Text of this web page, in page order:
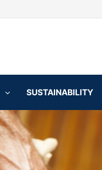
SUSTAINABILITY